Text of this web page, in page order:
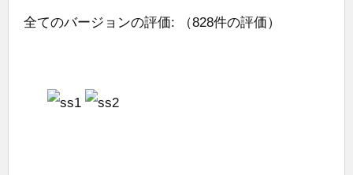
全てのバージョンの評価: （828件の評価）